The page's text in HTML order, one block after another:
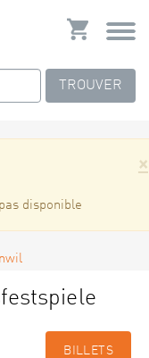
TROUVER
×
disponible
BILLETS